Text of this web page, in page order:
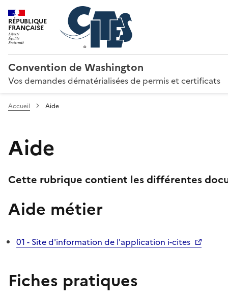
RÉPUBLIQUE
FRANÇAISE
Convention de Washington
Vos demandes dématérialisées de permis et certificats
Accueil Aide
Aide
Cette rubrique contient les différentes
Aide métier
01 - Site d'information de l'application i-cites
Fiches pratiques